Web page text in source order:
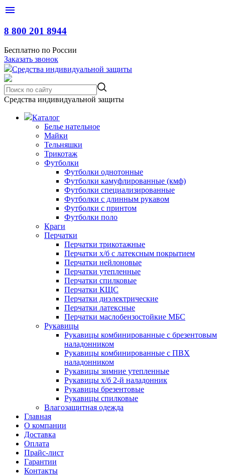
menu
8 800 201 8944
Бесплатно по России
Заказать звонок
Средства индивидуальной защиты
Средства индивидуальной защиты
Каталог
Белье нательное
Майки
Тельняшки
Трикотаж
Футболки
Футболки однотонные
Футболки камуфлированные (кмф)
Футболки специализированные
Футболки с длинным рукавом
Футболки с принтом
Футболки поло
Краги
Перчатки
Перчатки трикотажные
Перчатки х/б с латексным покрытием
Перчатки нейлоновые
Перчатки утепленные
Перчатки спилковые
Перчатки КЩС
Перчатки диэлектрические
Перчатки латексные
Перчатки маслобензостойкие МБС
Рукавицы
Рукавицы комбинированные с брезентовым
наладонником
Рукавицы комбинированные с ПВХ
наладонником
Рукавицы зимние утепленные
Рукавицы х/б 2-й наладонник
Рукавицы брезентовые
Рукавицы спилковые
Влагозащитная одежда
Главная
О компании
Доставка
Оплата
Прайс-лист
Гарантии
Контакты